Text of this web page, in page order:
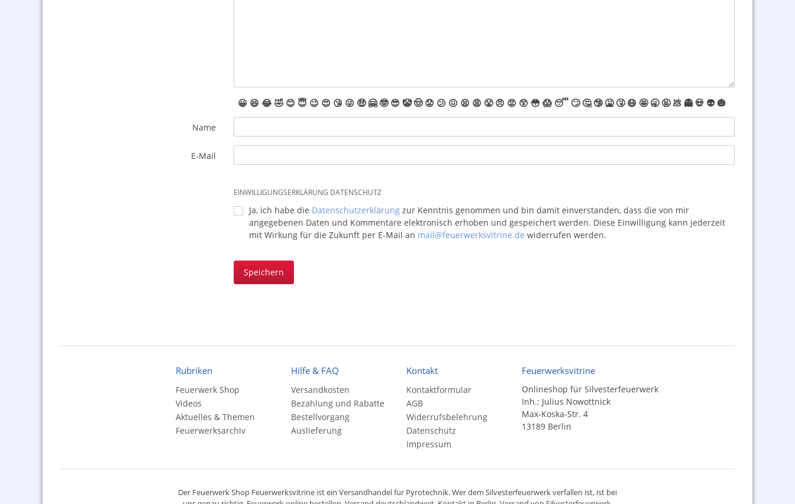
😀 😆 😂🤣 😊 😇 😉 😍 😘 😜 🤑 🤗 🤓 😎 🤡🤠 😟 😕 😖 😫 😩 😤 😠 😡 😲 😳 😱 😴 🙄 🤔 🤥 🤮 🤧 😷 🤩 🥱 🤬 💩 👻 💀 👽 🎃
Name
E-Mail
EINWILLIGUNGSERKLÄRUNG DATENSCHUTZ
Ja, ich habe die Datenschutzerklärungzur Kenntnis genommen und bin damit einverstanden, dass die von mir
angegebenen Daten und Kommentare elektronisch erhoben und gespeichert werden. Diese Einwilligung kann jederzeit
mit Wirkung für die Zukunft per E-Mail an mail@feuerwerksvitrine.de widerrufen werden.
Speichern
Rubriken
Feuerwerk Shop
Videos
Aktuelles & Themen
Feuerwerksarchiv
Hilfe & FAQ
Versandkosten
Bezahlung und Rabatte
Bestellvorgang
Auslieferung
Kontakt
Kontaktformular
AGB
Widerrufsbelehrung
Datenschutz
Impressum
Feuerwerksvitrine
Onlineshop für Silvesterfeuerwerk
Inh.: Julius Nowottnick
Max-Koska-Str. 4
13189 Berlin
Der Feuerwerk Shop Feuerwerksvitrine ist ein Versandhandelfür Pyrotechnik. Wer dem Silvesterfeuerwerk verfallen ist, ist bei